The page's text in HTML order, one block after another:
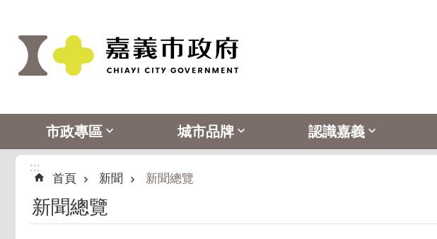
市政專區 城市品牌 認識嘉義
:::
首頁
新聞 新聞總覽
新聞總覽